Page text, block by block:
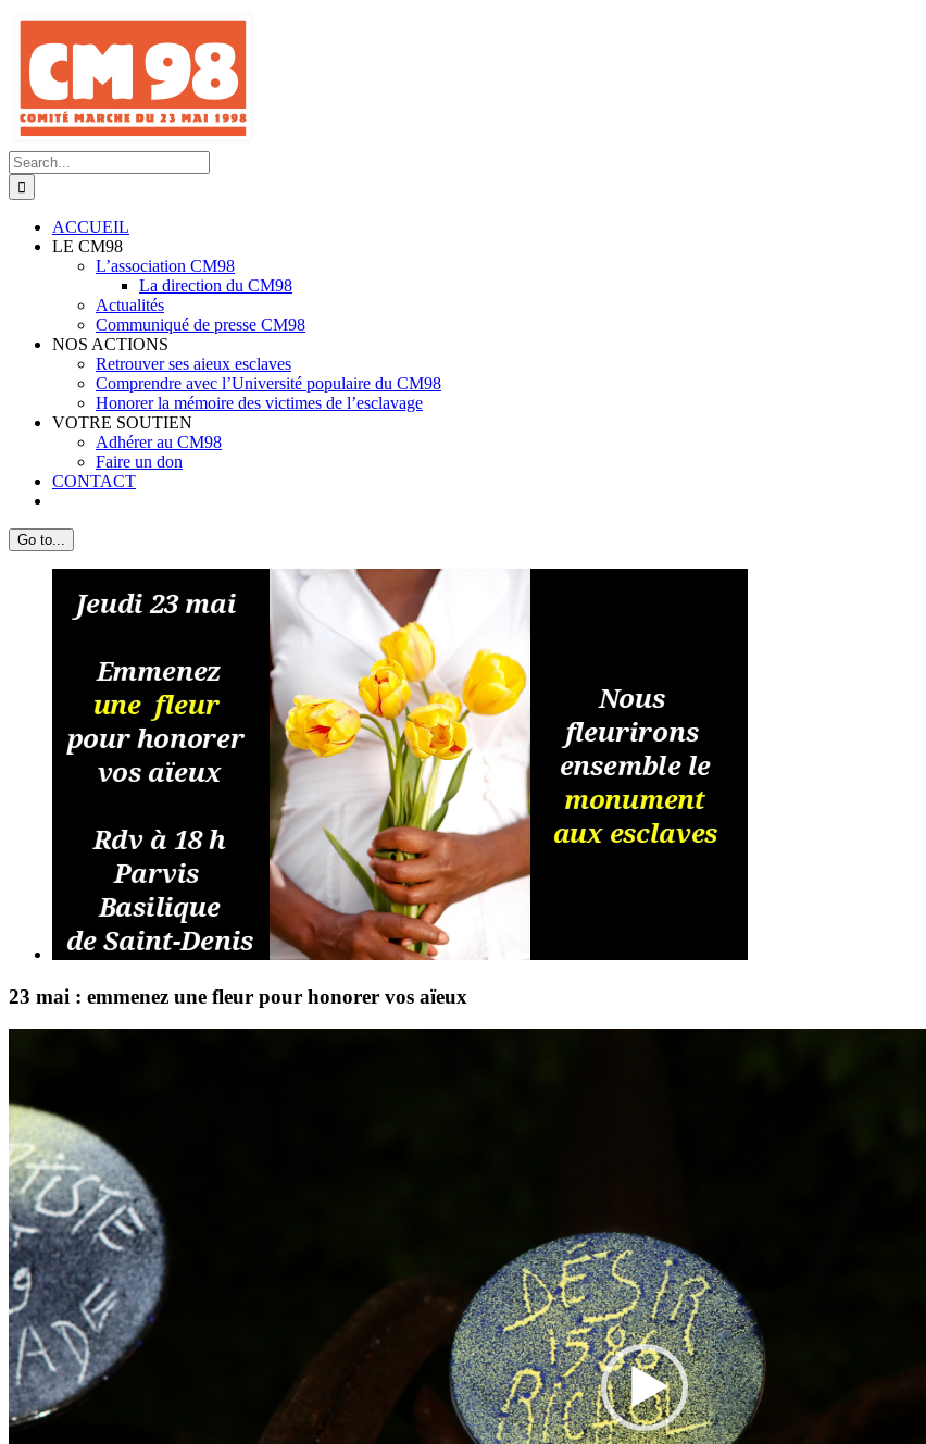
Skip
content
Search
for:
ACCUEIL
LE CM98
L’association CM98
La direction du CM98
Actualités
Communiqué de presse CM98
NOS ACTIONS
Retrouver ses aieux esclaves
Comprendre avec l’Université populaire du CM98
Honorer la mémoire des victimes de l’esclavage
VOTRE SOUTIEN
Adhérer au CM98
Faire un don
CONTACT
Go to...
Larger
Image
23 mai : emmenez une fleur pour honorer vos aïeux